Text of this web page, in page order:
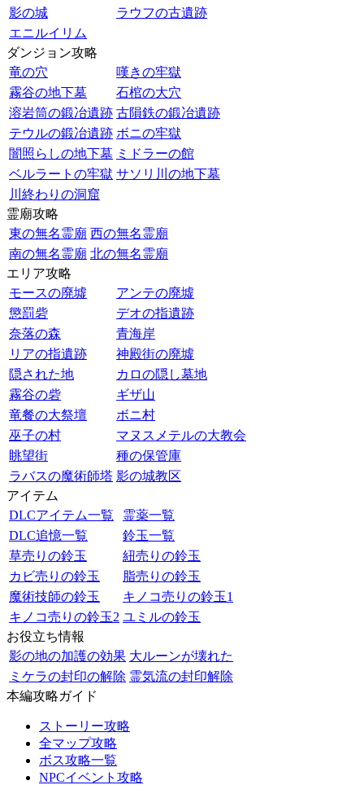
影の城
ラウフの古遺跡
エニルイリム
ダンジョン攻略
竜の穴
嘆きの牢獄
霧谷の地下墓
石棺の大穴
溶岩筒の鍛冶遺跡 古隕鉄の鍛冶遺跡
テウルの鍛冶遺跡 ボニの牢獄
闇照らしの地下墓 ミドラーの館
ベルラートの牢獄 サソリ川の地下墓
川終わりの洞窟
霊廟攻略
東の無名霊廟 西の無名霊廟
南の無名霊廟 北の無名霊廟
エリア攻略
モースの廃墟
アンテの廃墟
懲罰砦
デオの指遺跡
奈落の森
青海岸
リアの指遺跡
神殿街の廃墟
隠された地
カロの隠し墓地
霧谷の砦
ギザ山
竜餐の大祭壇
ボニ村
巫子の村
マヌスメテルの大教会
眺望街
種の保管庫
ラバスの魔術師塔 影の城教区
アイテム
DLCアイテム一覧
霊薬一覧
DLC追憶一覧
鈴玉一覧
草売りの鈴玉
紐売りの鈴玉
カビ売りの鈴玉
脂売りの鈴玉
魔術技師の鈴玉
キノコ売りの鈴玉1
キノコ売りの鈴玉2 ユミルの鈴玉
お役立ち情報
影の地の加護の効果 大ルーンが壊れた
ミケラの封印の解除 霊気流の封印解除
本編攻略ガイド
ストーリー攻略
全マップ攻略
ボス攻略一覧
NPCイベント攻略